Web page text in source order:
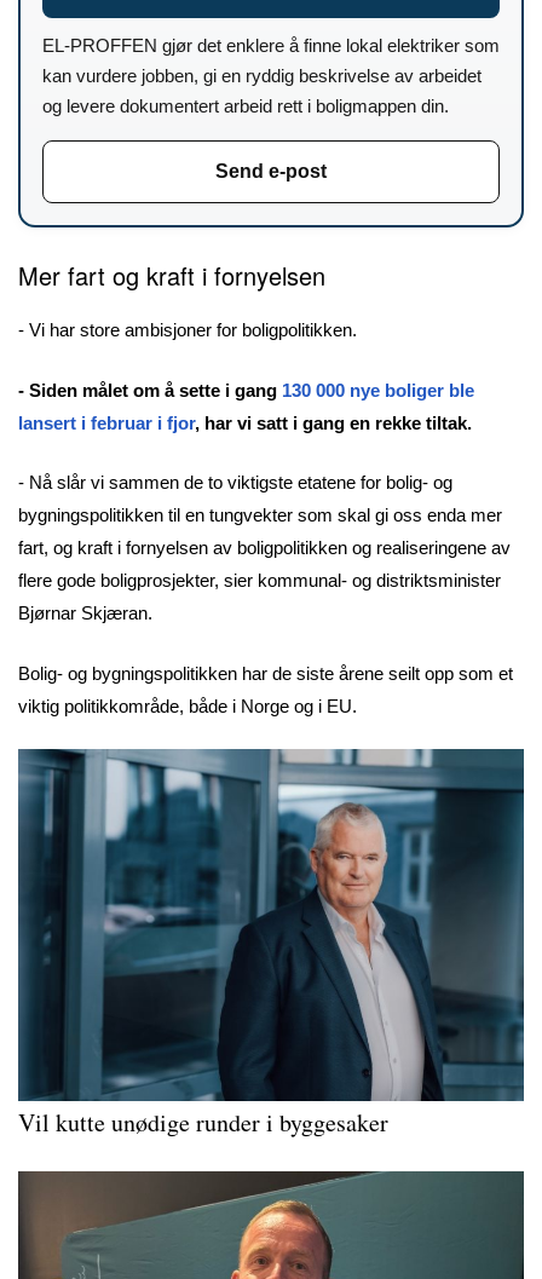
EL-PROFFEN gjør det enklere å finne lokal elektriker som
kan vurdere jobben, gi en ryddig beskrivelse av arbeidet
og levere dokumentert arbeid rett i boligmappen din.
Send e-post
Mer fart og kraft i fornyelsen
- Vi har store ambisjoner for boligpolitikken.
- Siden målet om å sette i gang 130 000 nye boliger ble
lansert i februar i fjor, har vi satt i gang en rekke tiltak.
- Nå slår vi sammen de to viktigste etatene for bolig- og
bygningspolitikken til en tungvekter som skal gi oss enda mer
fart, og kraft i fornyelsen av boligpolitikken og realiseringene av
flere gode boligprosjekter, sier kommunal- og distriktsminister
Bjørnar Skjæran.
Bolig- og bygningspolitikken har de siste årene seilt opp som et
viktig politikkområde, både i Norge og i EU.
Vil kutte unødige runder i byggesaker